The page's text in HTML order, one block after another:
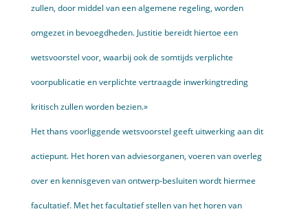
zullen, door middel van een algemene regeling, worden
omgezet in bevoegd­heden. Justitie bereidt hiertoe een
wetsvoorstel voor, waarbij ook de somtijds verplichte
voorpublicatie en verplichte vertraagde inwerking­treding
kritisch zullen worden bezien.»
Het thans voorliggende wetsvoorstel geeft uitwerking aan dit
actiepunt. Het horen van adviesorganen, voeren van overleg
over en kennisgeven van ontwerp-besluiten wordt hiermee
facultatief. Met het facultatief stellen van het horen van